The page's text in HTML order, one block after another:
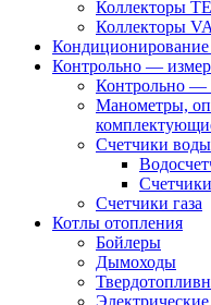
Коллекторы
Коллекторы
Кондиционирование
Контрольно —
Контрольно —
Манометры,
Счетчики воды
Счетчики газа
Котлы отопления
Бойлеры
Дымоходы